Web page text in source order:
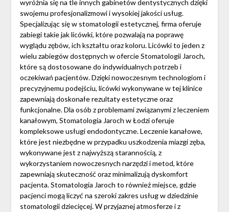
wyróżnia się na tle innych gabinetów dentystycznych dzięki
swojemu profesjonalizmowi i wysokiej jakości usług.
Specjalizując się w stomatologii estetycznej, firma oferuje
zabiegi takie jak licówki, które pozwalają na poprawę
wyglądu zębów, ich kształtu oraz koloru. Licówki to jeden z
wielu zabiegów dostępnych w ofercie Stomatologii Jaroch,
które są dostosowane do indywidualnych potrzeb i
oczekiwań pacjentów. Dzięki nowoczesnym technologiom i
precyzyjnemu podejściu, licówki wykonywane w tej klinice
zapewniają doskonałe rezultaty estetyczne oraz
funkcjonalne. Dla osób z problemami związanymi z leczeniem
kanałowym, Stomatologia Jaroch w Łodzi oferuje
kompleksowe usługi endodontyczne. Leczenie kanałowe,
które jest niezbędne w przypadku uszkodzenia miazgi zęba,
wykonywane jest z najwyższą starannością, z
wykorzystaniem nowoczesnych narzędzi i metod, które
zapewniają skuteczność oraz minimalizują dyskomfort
pacjenta. Stomatologia Jaroch to również miejsce, gdzie
pacjenci mogą liczyć na szeroki zakres usług w dziedzinie
stomatologii dziecięcej. W przyjaznej atmosferze i z